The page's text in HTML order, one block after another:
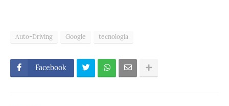
Auto-Driving Google tecnologia
Facebook